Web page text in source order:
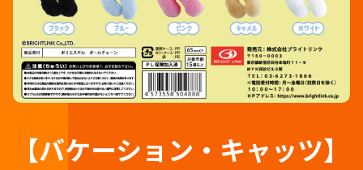
【バケーション・キャッツ】